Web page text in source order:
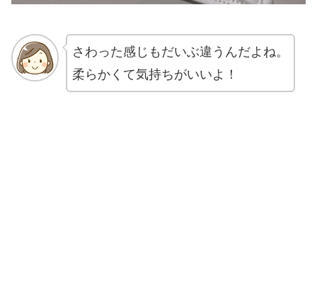
さわった感じもだいぶ違うんだよね。
柔らかくて気持ちがいいよ！